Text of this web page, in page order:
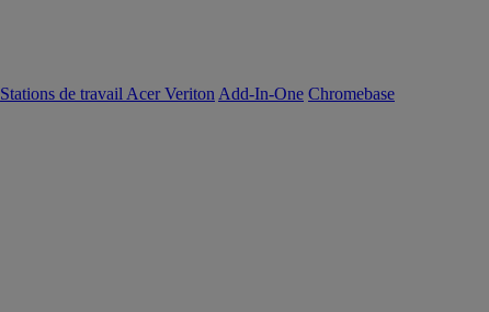
Stations de travail Acer Veriton Add-In-One Chromebase